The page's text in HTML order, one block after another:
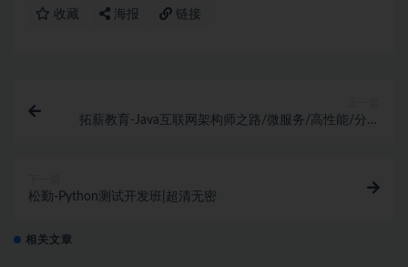
│   ├── [ 53M]  38-04-上传-多线程上传.mp4
│   ├── [115M]  44-SpringMVC基于注解使用：国际化
│   ├── [133M]  45-02-国际化-使用bootstrap登录页
│   ├── [ 27M]  48-SpringMVC基于注解使用：异常处
│   ├── [585M]  49-05-数据验证错误信息和代码字符串
收藏 海报 链接
拓薪教育-Java互联网架构师之路/微服务/高性能/分布
松勤-Python测试开发班|超清无密
相关文章